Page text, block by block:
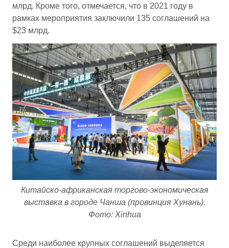
млрд. Кроме того, отмечается, что в 2021 году в
рамках мероприятия заключили 135 соглашений на
$23 млрд.
Китайско-африканская торгово-экономическая
выставка в городе Чанша (провинция Хунань).
Фото: Xinhua
Среди наиболее крупных соглашений выделяется